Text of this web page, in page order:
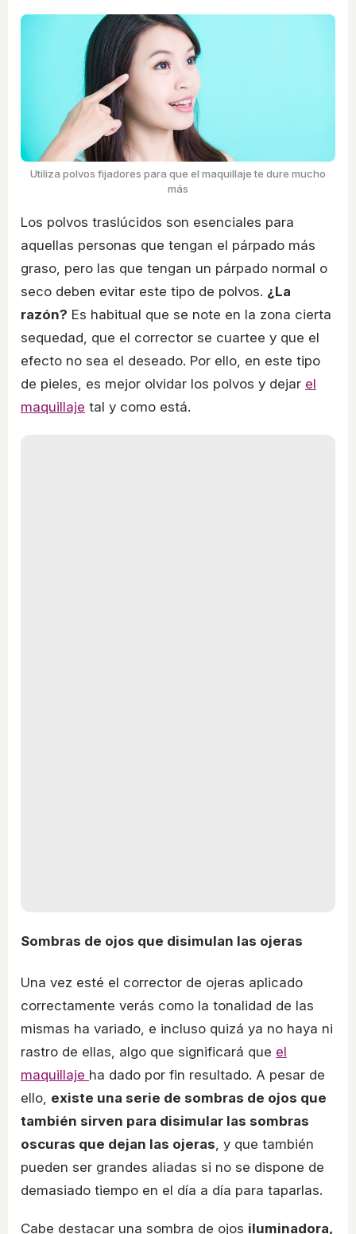
Utiliza polvos fijadores para que el maquillaje te dure mucho
más
Los polvos traslúcidos son esenciales para
aquellas personas que tengan el párpado más
graso, pero las que tengan un párpado normal o
seco deben evitar este tipo de polvos. ¿La
razón? Es habitual que se note en la zona cierta
sequedad, que el corrector se cuartee y que el
efecto no sea el deseado. Por ello, en este tipo
de pieles, es mejor olvidar los polvos y dejar el
maquillaje tal y como está.
Sombras de ojos que disimulan las ojeras
Una vez esté el corrector de ojeras aplicado
correctamente verás como la tonalidad de las
mismas ha variado, e incluso quizá ya no haya ni
rastro de ellas, algo que significará que el
maquillaje ha dado por fin resultado. A pesar de
ello, existe una serie de sombras de ojos que
también sirven para disimular las sombras
oscuras que dejan las ojeras , y que también
pueden ser grandes aliadas si no se dispone de
demasiado tiempo en el día a día para taparlas.
Cabe destacar una sombra de ojos iluminadora,